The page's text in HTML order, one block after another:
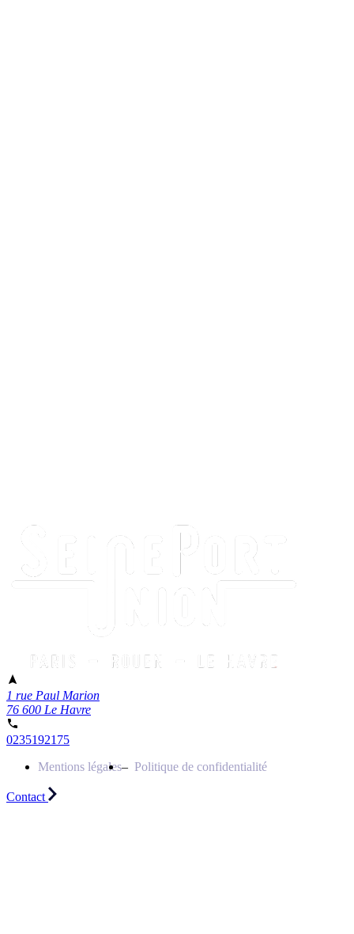
1 rue Paul Marion
76 600 Le Havre
0235192175
Mentions légales
Politique de confidentialité
Contact